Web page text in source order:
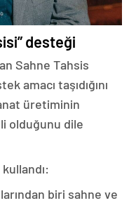
desteği
Sahne Tahsis
amacı taşıdığını
üretiminin
olduğunu dile
biri sahne ve